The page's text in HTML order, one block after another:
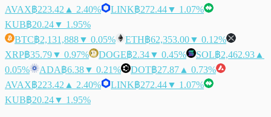
AVAX฿223.42 ▲ 2.40% LINK฿272.44▼ 1.07%
KUB฿20.24▼ 1.95%
BTC฿2,131,888▼ 0.05% ETH฿62,353.00▼ 0.12%
XRP฿35.79▼ 0.97% DOGE฿2.34▼ 0.45% SOL฿2,462.93 ▲
0.05%
ADA฿6.38▼ 0.21% DOT฿27.87 ▲ 0.73%
AVAX฿223.42 ▲ 2.40% LINK฿272.44▼ 1.07%
KUB฿20.24▼ 1.95%